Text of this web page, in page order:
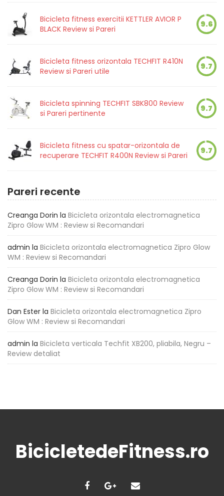
Bicicleta fitness exercitii KETTLER AVIOR P
BLACK Review si Pareri
9.6
Bicicleta fitness orizontala TECHFIT R410N
Review si Pareri utile
9.7
Bicicleta spinning TECHFIT SBK800 Review
si Pareri pertinente
9.7
Bicicleta fitness cu spatar-orizontala de
recuperare TECHFIT R400N Review si Pareri
9.7
Pareri recente
Creanga Dorin la Bicicleta orizontala electromagnetica
Zipro Glow WM : Review si Recomandari
admin la Bicicleta orizontala electromagnetica Zipro Glow
WM : Review si Recomandari
Creanga Dorin la Bicicleta orizontala electromagnetica
Zipro Glow WM : Review si Recomandari
Dan Ester la Bicicleta orizontala electromagnetica Zipro
Glow WM : Review si Recomandari
admin la Bicicleta verticala Techfit XB200, pliabila, Negru –
Review detaliat
BicicletedeFitness.ro